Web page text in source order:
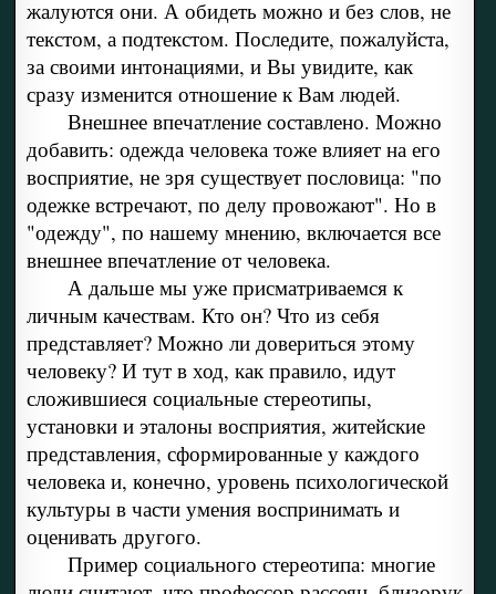
жалуются они. А обидеть можно и без слов, не
текстом, а подтекстом. Последите, пожалуйста,
за своими интонациями, и Вы увидите, как
сразу изменится отношение к Вам людей.
Внешнее впечатление составлено. Можно
добавить: одежда человека тоже влияет на его
восприятие, не зря существует пословица: "по
одежке встречают, по делу провожают". Но в
"одежду", по нашему мнению, включается все
внешнее впечатление от человека.
А дальше мы уже присматриваемся к
личным качествам. Кто он? Что из себя
представляет? Можно ли довериться этому
человеку? И тут в ход, как правило, идут
сложившиеся социальные стереотипы,
установки и эталоны восприятия, житейские
представления, сформированные у каждого
человека и, конечно, уровень психологической
культуры в части умения воспринимать и
оценивать другого.
Пример социального стереотипа: многие